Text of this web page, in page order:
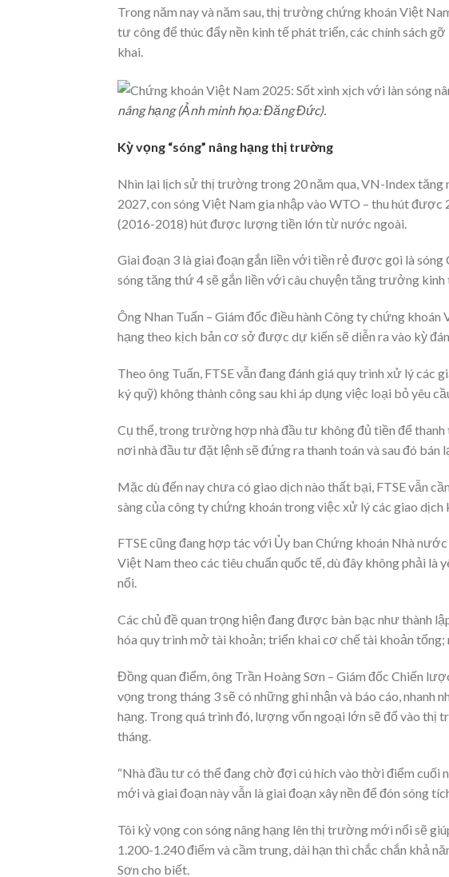
Trong năm nay và năm sau, thị trường chứng khoán Việt
tư công để thúc đẩy nền kinh tế phát triển, các chính sách
khai.
nâng hạng (Ảnh minh họa: Đăng Đức).
Kỳ vọng “sóng” nâng hạng thị trường
Nhìn lại lịch sử thị trường trong 20 năm qua, VN-Index
2027, con sóng Việt Nam gia nhập vào WTO – thu hút
(2016-2018) hút được lượng tiền lớn từ nước ngoài.
Giai đoạn 3 là giai đoạn gắn liền với tiền rẻ được gọi là
sóng tăng thứ 4 sẽ gắn liền với câu chuyện tăng trưởng
Ông Nhan Tuấn – Giám đốc điều hành Công ty chứng
hạng theo kịch bản cơ sở được dự kiến sẽ diễn ra vào kỳ
Theo ông Tuấn, FTSE vẫn đang đánh giá quy trình xử lý các
ký quỹ) không thành công sau khi áp dụng việc loại bỏ yêu
Cụ thể, trong trường hợp nhà đầu tư không đủ tiền để
nơi nhà đầu tư đặt lệnh sẽ đứng ra thanh toán và sau đó bán
Mặc dù đến nay chưa có giao dịch nào thất bại, FTSE vẫn
sàng của công ty chứng khoán trong việc xử lý các giao dịch
FTSE cũng đang hợp tác với Ủy ban Chứng khoán Nhà
Việt Nam theo các tiêu chuẩn quốc tế, dù đây không phải
nổi.
Các chủ đề quan trọng hiện đang được bàn bạc như thành
hóa quy trình mở tài khoản; triển khai cơ chế tài khoản tổng;
Đồng quan điểm, ông Trần Hoàng Sơn – Giám đốc Chiến
vọng trong tháng 3 sẽ có những ghi nhận và báo cáo,
hạng. Trong quá trình đó, lượng vốn ngoại lớn sẽ đổ vào
tháng.
“Nhà đầu tư có thể đang chờ đợi cú hích vào thời điểm cuối
mới và giai đoạn này vẫn là giai đoạn xây nền để đón sóng
Tôi kỳ vọng con sóng nâng hạng lên thị trường mới nổi sẽ
1.200-1.240 điểm và cầm trung, dài hạn thì chắc chắn khả
Sơn cho biết.